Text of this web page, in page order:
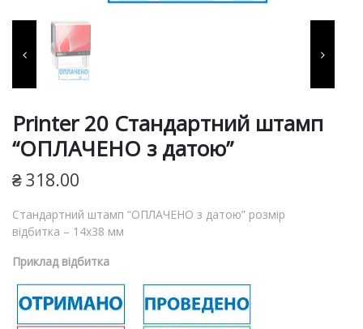
фарби, витратні матеріали
для виготовлення печаток
та штампів, продукція для
пломбування.
Printer 20 Cтандартний штамп
“ОПЛАЧЕНО з датою”
₴318.00
Cтандартний штамп “ОПЛАЧЕНО з датою” розмір
відбитка – 14х38 мм
Приклад відбитка